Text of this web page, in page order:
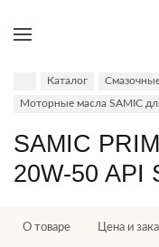
Каталог
Моторные масла SAMIC
SAMIC
20W-50 API
О товаре Цена и